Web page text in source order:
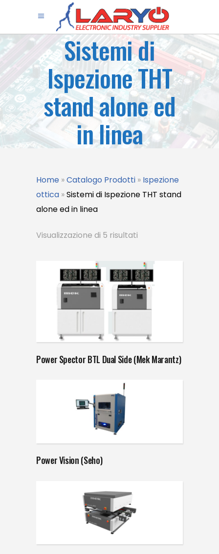
Sistemi di
Ispezione THT
stand alone ed
in linea
Home »Catalogo Prodotti » Ispezione
ottica »Sistemi di Ispezione THT stand
alone ed in linea
Visualizzazione di 5 risultati
Power Spector BTL Dual Side (Mek Marantz)
Power Vision (Seho)